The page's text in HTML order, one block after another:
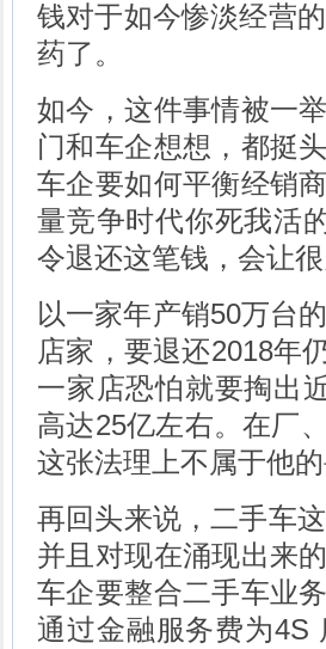
钱对于如今惨淡经营
药了。
如今，这件事情被一
门和车企想想，都挺
车企要如何平衡经销
量竞争时代你死我活
令退还这笔钱，会让
以一家年产销50万台
店家，要退还2018年
一家店恐怕就要掏出
高达25亿左右。在厂
这张法理上不属于他
再回头来说，二手车
并且对现在涌现出来
车企要整合二手车业
通过金融服务费为4S